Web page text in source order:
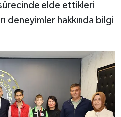
elde ettikleri
deneyimler hakkında bilgi